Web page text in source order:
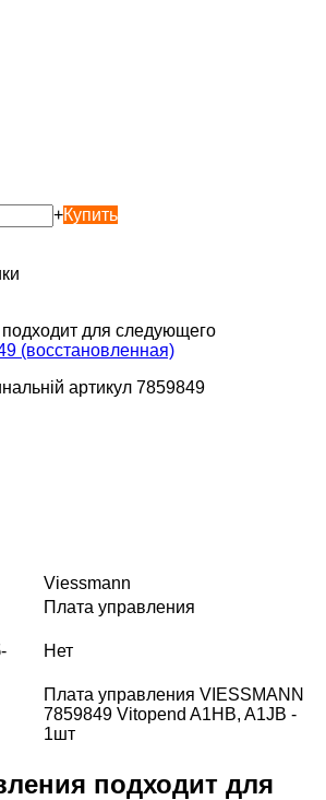
+Купить
для следующего
артикул 7859849
Viessmann
Плата управления
Нет
Плата управления VIESSMANN
7859849 Vitopend A1HB, A1JB -
1шт
подходит для